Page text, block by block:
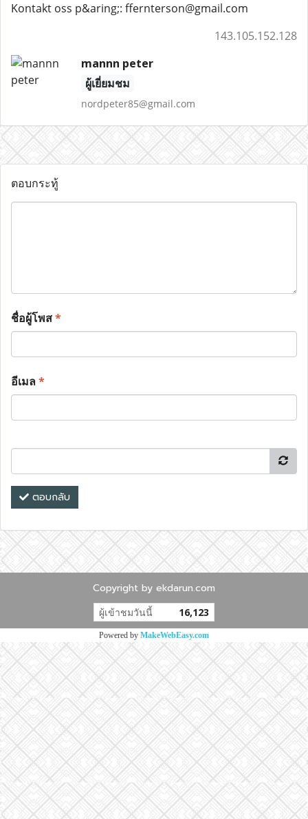
Kontakt oss p&aring;: ffernterson@gmail.com
143.105.152.128
mannn peter
ผู้เยี่ยมชม
nordpeter85@gmail.com
ตอบกระทู้
ชื่อผู้โพส*
อีเมล*
ตอบกลับ
Copyright by ekdarun.com
ผู้เข้าชมวันนี้ 16,123
Powered by MakeWebEasy.com